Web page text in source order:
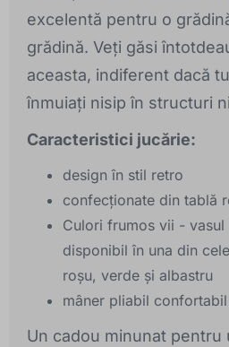
excelentă pentru o
grădină. Veți găsi
aceasta, indiferent dacă
înmuiați nisip în structuri
Caracteristici jucărie:
design în stil retro
confecționate din tablă
Culori frumos vii - vasul
disponibil în una din
roșu, verde și albastru
mâner pliabil confortabil
Un cadou minunat pentru